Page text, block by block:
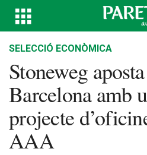
SELECCIÓ ECONÒMICA
Stoneweg
Barcelona amb
projecte
AAA